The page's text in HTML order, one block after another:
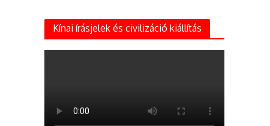
Kínai írásjelek és civilizáció kiállítás